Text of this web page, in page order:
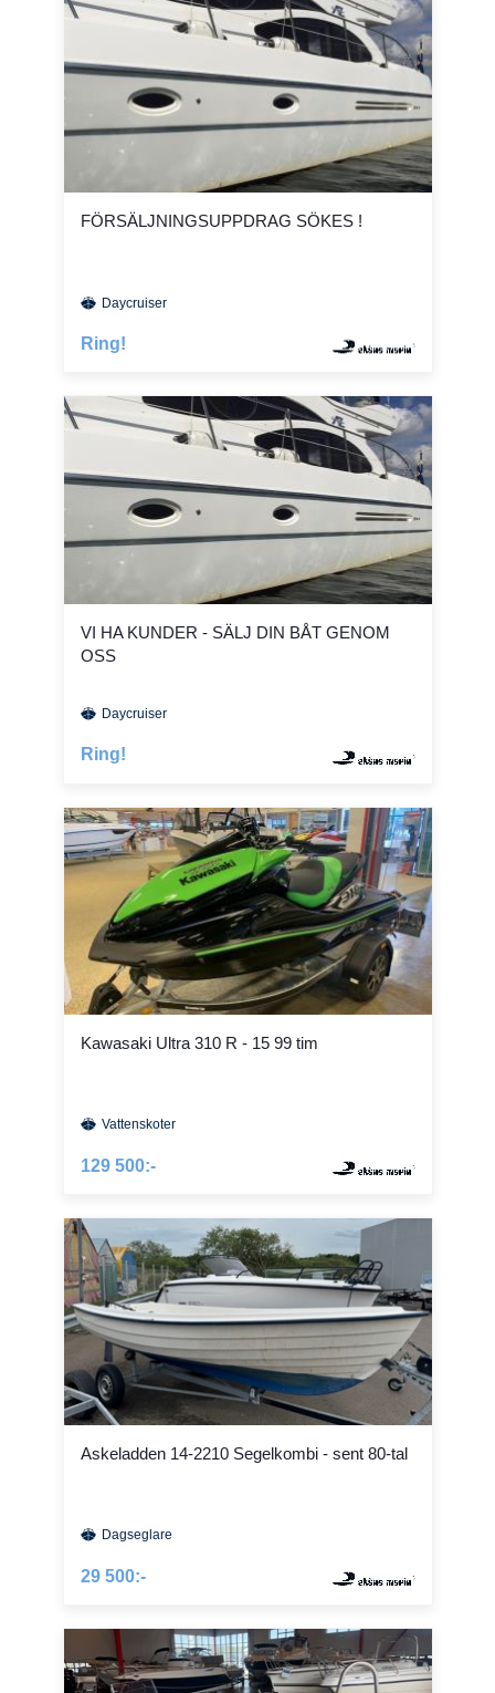
FÖRSÄLJNINGSUPPDRAG SÖKES !
Daycruiser
Ring!
VI HA KUNDER - SÄLJ DIN BÅT GENOM
OSS
Daycruiser
Ring!
Kawasaki Ultra 310 R - 15 99 tim
Vattenskoter
129 500:-
Askeladden 14-2210 Segelkombi - sent 80-tal
Dagseglare
29 500:-